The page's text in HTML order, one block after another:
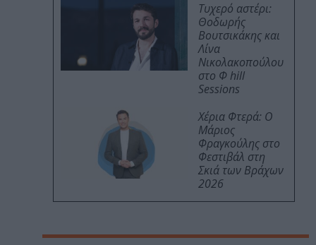
Τυχερό αστέρι:
Θοδωρής
Βουτσικάκης και
Λίνα
Νικολακοπούλου
στο Φ hill
Sessions
Χέρια Φτερά: Ο
Μάριος
Φραγκούλης στο
Φεστιβάλ στη
Σκιά των Βράχων
2026